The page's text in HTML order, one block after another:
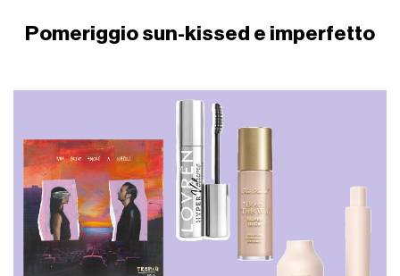
Pomeriggio sun-kissed e imperfetto